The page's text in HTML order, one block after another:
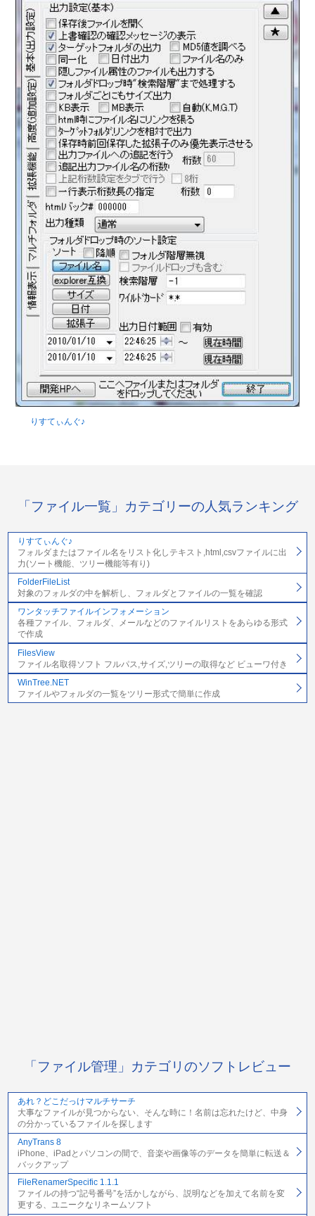
りすてぃんぐ♪
「ファイル一覧」カテゴリーの人気ランキング
りすてぃんぐ♪
フォルダまたはファイル名をリスト化しテキスト,html,csvファイルに出
力(ソート機能、ツリー機能等有り)
FolderFileList
対象のフォルダの中を解析し、フォルダとファイルの一覧を確認
ワンタッチファイルインフォメーション
各種ファイル、フォルダ、メールなどのファイルリストをあらゆる形式
で作成
FilesView
ファイル名取得ソフト フルパス,サイズ,ツリーの取得など ビューワ付き
WinTree.NET
ファイルやフォルダの一覧をツリー形式で簡単に作成
「ファイル管理」カテゴリのソフトレビュー
あれ？どこだっけマルチサーチ
大事なファイルが見つからない、そんな時に！名前は忘れたけど、中身
の分かっているファイルを探します
AnyTrans 8
iPhone、iPadとパソコンの間で、音楽や画像等のデータを簡単に転送＆
バックアップ
FileRenamerSpecific 1.1.1
ファイルの持つ“記号番号”を活かしながら、説明などを加えて名前を変
更する、ユニークなリネームソフト